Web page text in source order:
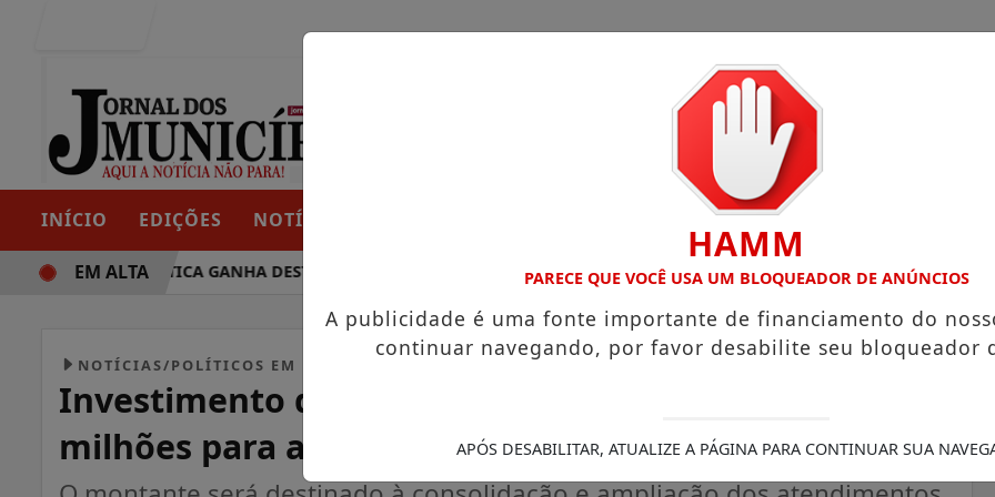
INÍCIO EDIÇÕES NOTÍCIAS
POLÍTICA GANHA DESTAQUE EM PORTO GRANDE COM ATUAÇÃO VOLTADA AO MUNICÍPIO RECEITA FEDERAL
EM ALTA
NOTÍCIAS/POLÍTICOS EM FOCO
Investimento de Peso: Acácio Favacho destina R$ 4,5
milhões para a saúde de Tartarugalzinho
HAMM
PARECE QUE VOCÊ USA UM BLOQUEADOR DE ANÚNCIOS
A publicidade é uma fonte importante de financiamento do
continuar navegando, por favor desabilite seu bloqueador
APÓS DESABILITAR, ATUALIZE A PÁGINA PARA CONTINUAR SUA